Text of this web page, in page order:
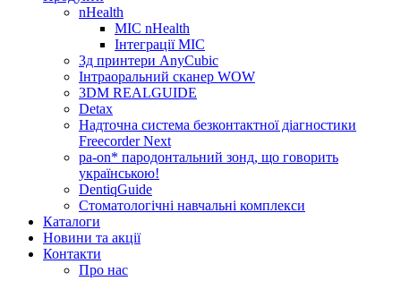
nHealth
МІС nHealth
Інтеграції МІС
3д принтери AnyCubic
Інтраоральний сканер WOW
3DM REALGUIDE
Detax
Надточна система безконтактної діагностики
Freecorder Next
pa-on* пародонтальний зонд, що говорить
українською!
DentiqGuide
Стоматологічні навчальні комплекси
Каталоги
Новини та акції
Контакти
Про нас